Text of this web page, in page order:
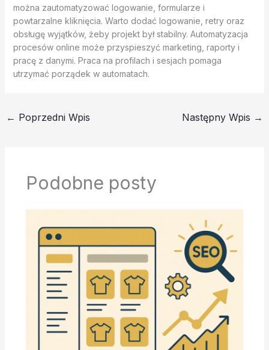
można zautomatyzować logowanie, formularze i
powtarzalne kliknięcia. Warto dodać logowanie, retry oraz
obsługę wyjątków, żeby projekt był stabilny. Automatyzacja
procesów online może przyspieszyć marketing, raporty i
pracę z danymi. Praca na profilach i sesjach pomaga
utrzymać porządek w automatach.
← Poprzedni Wpis Następny Wpis →
Podobne posty